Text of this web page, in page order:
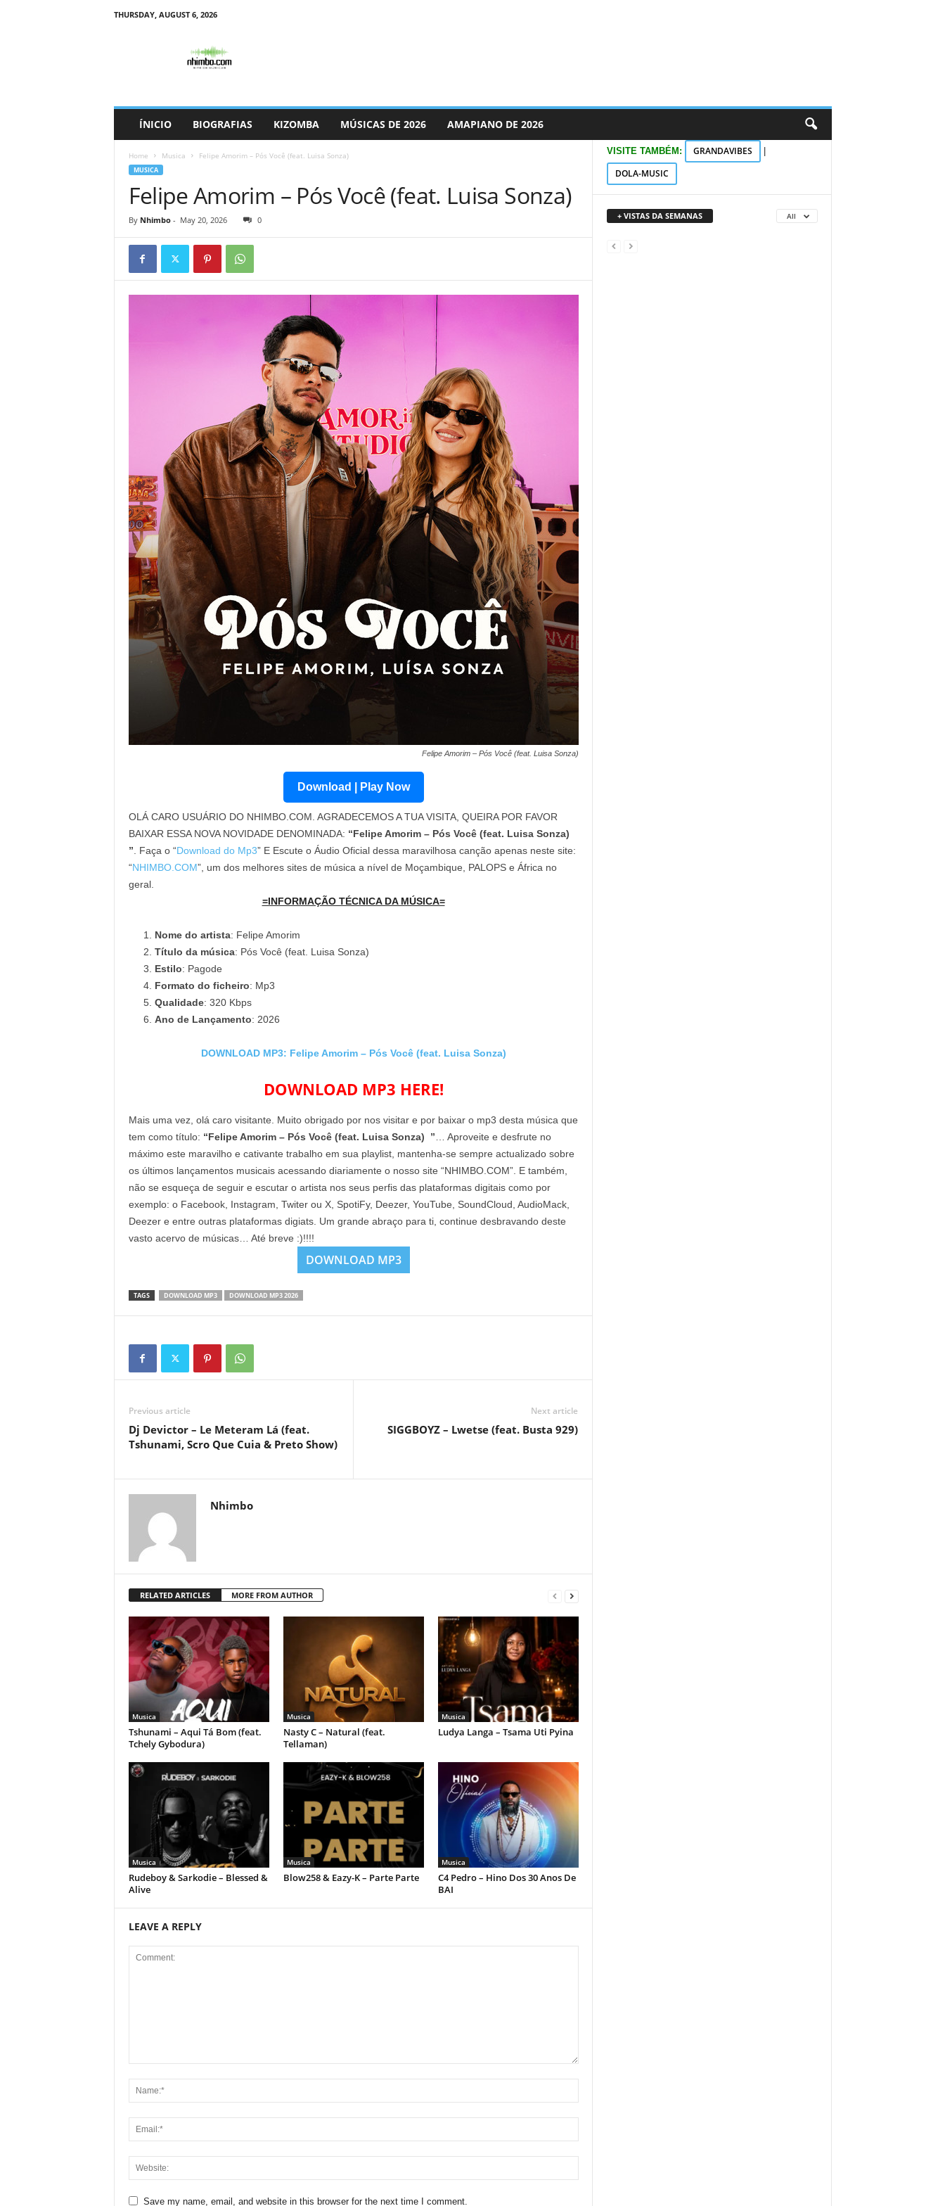
THURSDAY, AUGUST 6, 2026
ÍNICIO BIOGRAFIAS KIZOMBA MÚSICAS DE 2026 AMAPIANO DE 2026
Home Musica Felipe Amorim – Pós Você (feat. Luisa Sonza)
MUSICA
Felipe Amorim – Pós Você (feat. Luisa Sonza)
By Nhimbo- May 20, 2026 0
Felipe Amorim – Pós Você (feat. Luisa Sonza)
Download | Play Now
OLÁ CARO USUÁRIO DO NHIMBO.COM. AGRADECEMOS A TUA VISITA, QUEIRA POR FAVOR
BAIXAR ESSA NOVA NOVIDADE DENOMINADA: “Felipe Amorim – Pós Você (feat. Luisa Sonza)
” . Faça o “Download do Mp3” E Escute o Áudio Oficial dessa maravilhosa canção apenas neste site:
“NHIMBO.COM”, um dos melhores sites de música a nível de Moçambique, PALOPS e África no
geral.
=INFORMAÇÃO TÉCNICA DA MÚSICA=
Nome do artista: Felipe Amorim
Título da música: Pós Você (feat. Luisa Sonza)
Estilo: Pagode
Formato do ficheiro: Mp3
Qualidade: 320 Kbps
Ano de Lançamento: 2026
DOWNLOAD MP3: Felipe Amorim – Pós Você (feat. Luisa Sonza)
DOWNLOAD MP3 HERE!
Mais uma vez, olá caro visitante. Muito obrigado por nos visitar e por baixar o mp3 desta música que
tem como título: “Felipe Amorim – Pós Você (feat. Luisa Sonza) ” … Aproveite e desfrute no
máximo este maravilho e cativante trabalho em sua playlist, mantenha-se sempre actualizado sobre
os últimos lançamentos musicais acessando diariamente o nosso site “NHIMBO.COM”. E também,
não se esqueça de seguir e escutar o artista nos seus perfis das plataformas digitais como por
exemplo: o Facebook, Instagram, Twiter ou X, SpotiFy, Deezer, YouTube, SoundCloud, AudioMack,
Deezer e entre outras plataformas digiats. Um grande abraço para ti, continue desbravando deste
vasto acervo de músicas… Até breve :)!!!!
DOWNLOAD MP3
TAGS DOWNLOAD MP3 DOWNLOAD MP3 2026
Previous article
Dj Devictor – Le Meteram Lá (feat.
Tshunami, Scro Que Cuia & Preto Show)
Next article
SIGGBOYZ – Lwetse (feat. Busta 929)
Nhimbo
RELATED ARTICLES MORE FROM AUTHOR
Musica
Tshunami – Aqui Tá Bom (feat.
Tchely Gybodura)
Musica
Nasty C – Natural (feat.
Tellaman)
Musica
Ludya Langa – Tsama Uti Pyina
Musica
Rudeboy & Sarkodie – Blessed &
Alive
Musica
Blow258 & Eazy-K – Parte Parte
Musica
C4 Pedro – Hino Dos 30 Anos De
BAI
LEAVE A REPLY
Save my name, email, and website in this browser for the next time I comment.
VISITE TAMBÉM: GRANDAVIBES
DOLA-MUSIC
+ VISTAS DA SEMANAS All